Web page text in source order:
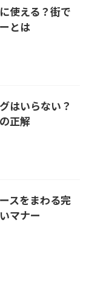
使える？街で
とは
はいらない？
正解
スをまわる完
マナー